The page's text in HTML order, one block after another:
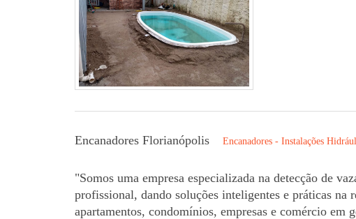
Encanadores Florianópolis Encanadores - Instalações
"Somos uma empresa especializada na detecção de
profissional, dando soluções inteligentes e práticas na
apartamentos, condomínios, empresas e comércio em